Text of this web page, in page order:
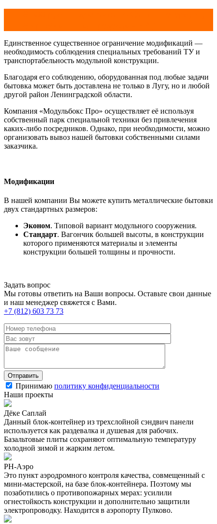
Единственное существенное ограничение модификаций —
необходимость соблюдения специальных требований ТУ и
транспортабельность модульной конструкции.
Благодаря его соблюдению, оборудованная под любые задачи
бытовка может быть доставлена не только в Лугу, но и любой
другой район Ленинградской области.
Компания «Модульбокс Про» осуществляет её используя
собственный парк специальной техники без привлечения
каких-либо посредников. Однако, при необходимости, можно
организовать вывоз нашей бытовки собственными силами
заказчика.
Модификации
В нашей компании Вы можете купить металлические бытовки
двух стандартных размеров:
Эконом. Типовой вариант модульного сооружения.
Стандарт. Вагончик большей высоты, в конструкции
которого применяются материалы и элементы
конструкции большей толщины и прочности.
Задать вопрос
Мы готовы ответить на Ваши вопросы. Оставьте свои данные
и наш менеджер свяжется с Вами.
+7 (812) 603 73 73
Принимаю политику конфиденциальности
Наши проекты
Дёке Саплай
Данный блок-контейнер из трехслойной сэндвич панели
используется как раздевалка и душевая для рабочих.
Базальтовые плиты сохраняют оптимальную температуру
холодной зимой и жарким летом.
РН-Аэро
Это пункт аэродромного контроля качества, совмещенный с
мини-мастерской, на базе блок-контейнера. Поэтому мы
позаботились о противопожарных мерах: усилили
огнестойкость конструкции и дополнительно защитили
электропроводку. Находится в аэропорту Пулково.